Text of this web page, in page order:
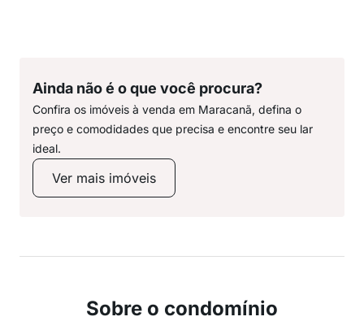
Ainda não é o que você procura?
Confira os imóveis à venda em Maracanã, defina o
preço e comodidades que precisa e encontre seu lar
ideal.
Ver mais imóveis
Sobre o condomínio